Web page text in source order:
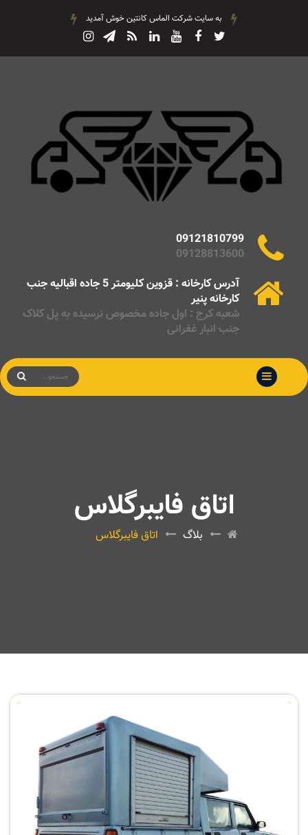
به سایت شرکت الماس کانتین خوش آمدید
09121810799
09128813600
آدرس کارخانه : قزوین کلیومتر 5 جاده اقبالیه جنب
کارخانه پنیر
شعبه کرج : اول جاده مخصوص نرسیده به پل کلاک
جنب انبار غفرانی
اتاق فایبرگلاس
بلاگ اتاق فایبرگلاس